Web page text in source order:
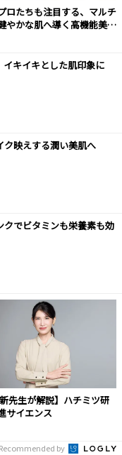
ロたちも注目する、マルチ
やかな肌へ導く高機能美容
キイキとした肌印象に
映えする潤い美肌へ
でビタミンも栄養素も効
新先生が解説】ハチミツ研
サイエンス
Recommended by